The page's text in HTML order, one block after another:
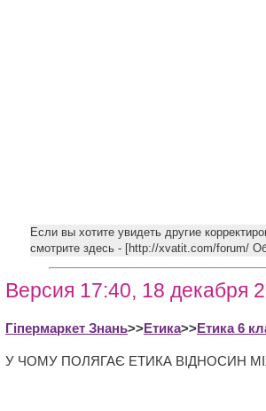
Если вы хотите увидеть другие
смотрите здесь - [http://xvatit.com/forum/
Версия 17:40, 18 декабря
Гіпермаркет Знань>>Етика>>Етика 6
У ЧОМУ ПОЛЯГАЄ ЕТИКА ВІДНОСИН